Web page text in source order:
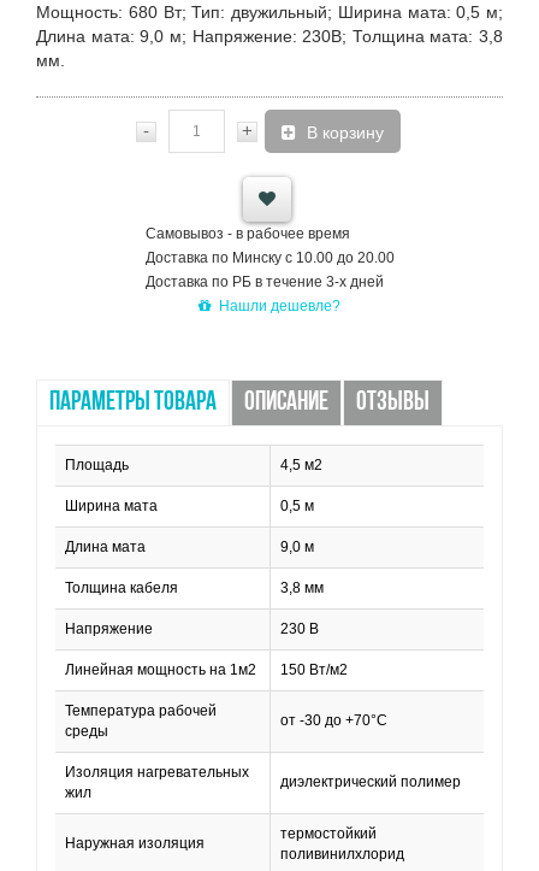
Мощность: 680 Вт;Тип: двужильный; Ширина мата: 0,5 м;
Длина мата: 9,0 м; Напряжение: 230В; Толщина мата: 3,8
мм.
- + В корзину
Самовывоз - в рабочее время
Доставка по Минску с 10.00 до 20.00
Доставка по РБ в течение 3-х дней
Нашли дешевле?
ПАРАМЕТРЫ ТОВАРА ОПИСАНИЕ ОТЗЫВЫ
Площадь 4,5 м2
Ширина мата 0,5 м
Длина мата 9,0 м
Толщина кабеля 3,8 мм
Напряжение 230 В
Линейная мощность на 1м2 150 Вт/м2
Температура рабочей
среды
от -30 до +70°C
Изоляция нагревательных
жил
диэлектрический полимер
Наружная изоляция
термостойкий
поливинилхлорид